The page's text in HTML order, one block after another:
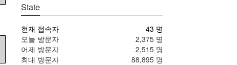
State
현재 접속자
43 명
오늘 방문자
2,375 명
어제 방문자
2,515 명
최대 방문자
88,895 명